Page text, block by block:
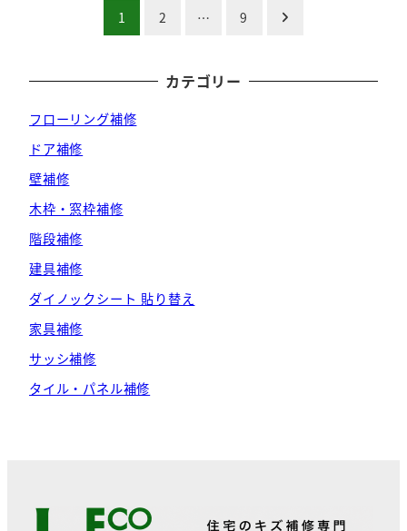
の
ペ
ー
ジ
送
り
1 2 … 9
カテゴリー
フローリング補修
ドア補修
壁補修
木枠・窓枠補修
階段補修
建具補修
ダイノックシート 貼り替え
家具補修
サッシ補修
タイル・パネル補修